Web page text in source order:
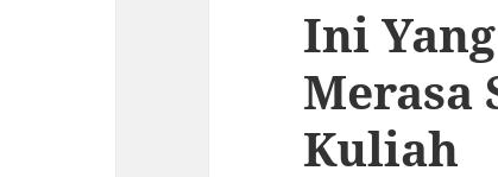
Ini
Merasa
Kuliah